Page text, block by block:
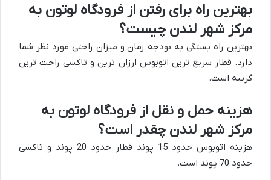
بهترین راه برای رفتن از فرودگاه لوتون به
مرکز شهر لندن چیست؟
بهترین راه بستگی به بودجه زمان و میزان راحتی مورد نظر شما
دارد. قطار سریع ترین اتوبوس ارزان ترین و تاکسی راحت ترین
گزینه است.
هزینه حمل و نقل از فرودگاه لوتون به
مرکز شهر لندن چقدر است؟
هزینه اتوبوس حدود 15 پوند قطار حدود 20 پوند و تاکسی
حدود 70 پوند است.